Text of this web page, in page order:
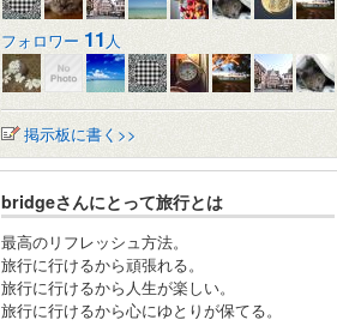
フォロワー 11 人
掲示板に書く>>
bridgeさんにとって旅行とは
最高のリフレッシュ方法。
旅行に行けるから頑張れる。
旅行に行けるから人生が楽しい。
旅行に行けるから心にゆとりが保てる。